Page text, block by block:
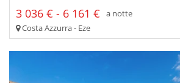
3 036 € - 6 161 €
a notte
Costa Azzurra - Eze